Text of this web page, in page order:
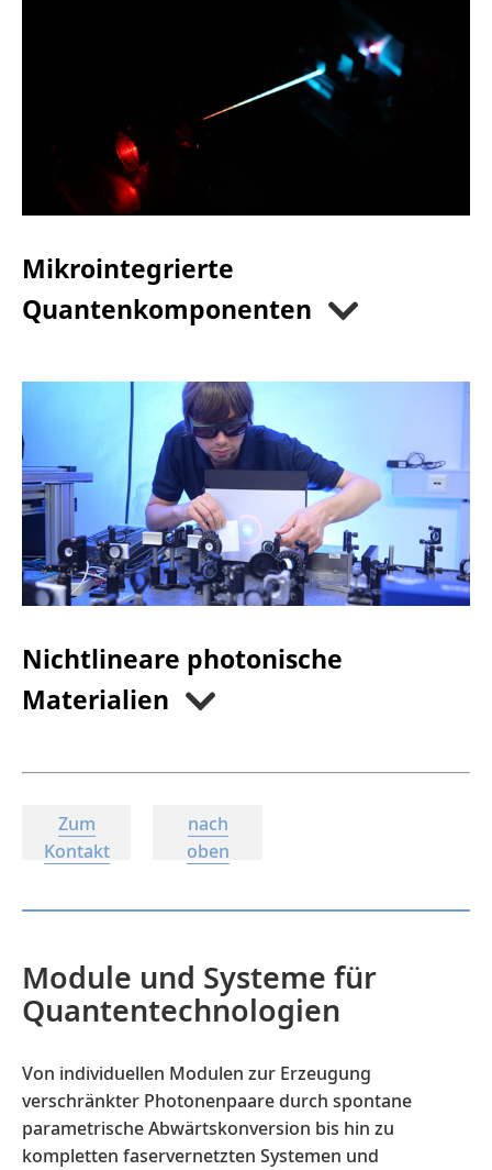
Mikrointegrierte
Quantenkomponenten
Nichtlineare photonische
Materialien
Zum
Kontakt
nach
oben
Module und Systeme für
Quantentechnologien
Von individuellen Modulen zur Erzeugung
verschränkter Photonenpaare durch spontane
parametrische Abwärtskonversion bis hin zu
kompletten faservernetzten Systemen und